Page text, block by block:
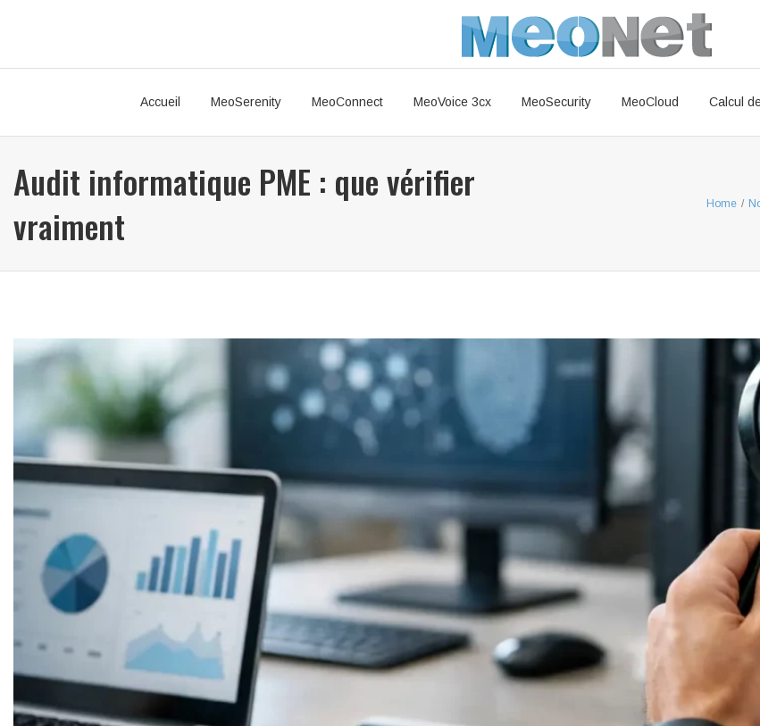
Accueil MeoSerenity MeoConnect MeoVoice 3cx MeoSecurity MeoCloud Calcul
Audit informatique PME : que vérifier
vraiment
Home /